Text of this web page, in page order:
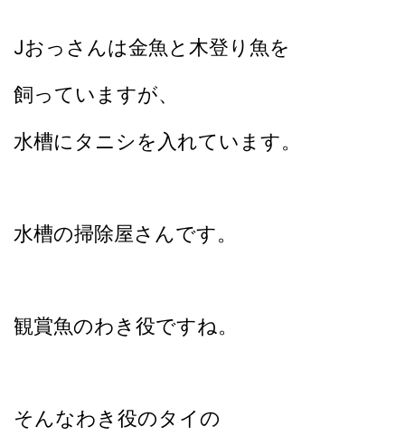
Jおっさんは金魚と木登り魚を
飼っていますが、
水槽にタニシを入れています。
水槽の掃除屋さんです。
観賞魚のわき役ですね。
そんなわき役のタイの